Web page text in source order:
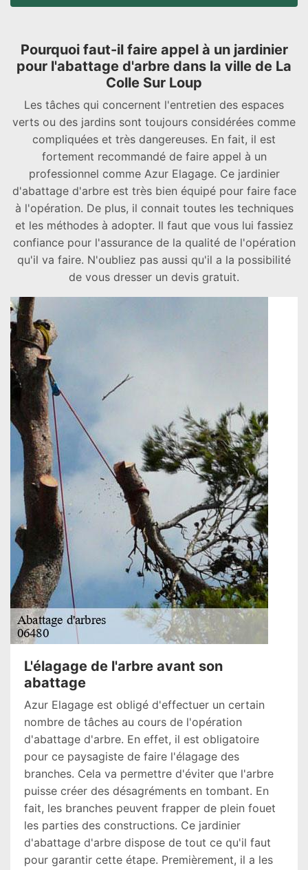
Pourquoi faut-il faire appel à un jardinier
pour l'abattage d'arbre dans la ville de La
Colle Sur Loup
Les tâches qui concernent l'entretien des espaces
verts ou des jardins sont toujours considérées comme
compliquées et très dangereuses. En fait, il est
fortement recommandé de faire appel à un
professionnel comme Azur Elagage. Ce jardinier
d'abattage d'arbre est très bien équipé pour faire face
à l'opération. De plus, il connait toutes les techniques
et les méthodes à adopter. Il faut que vous lui fassiez
confiance pour l'assurance de la qualité de l'opération
qu'il va faire. N'oubliez pas aussi qu'il a la possibilité
de vous dresser un devis gratuit.
L'élagage de l'arbre avant son
abattage
Azur Elagage est obligé d'effectuer un certain
nombre de tâches au cours de l'opération
d'abattage d'arbre. En effet, il est obligatoire
pour ce paysagiste de faire l'élagage des
branches. Cela va permettre d'éviter que l'arbre
puisse créer des désagréments en tombant. En
fait, les branches peuvent frapper de plein fouet
les parties des constructions. Ce jardinier
d'abattage d'arbre dispose de tout ce qu'il faut
pour garantir cette étape. Premièrement, il a les